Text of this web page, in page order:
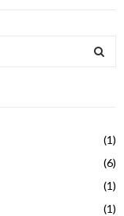
(1)
(6)
(1)
(1)